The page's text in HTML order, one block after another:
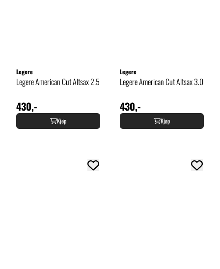
Legere
Legere American Cut Altsax 2.5
430,-
Kjøp
Legere
Legere American Cut Altsax 3.0
430,-
Kjøp